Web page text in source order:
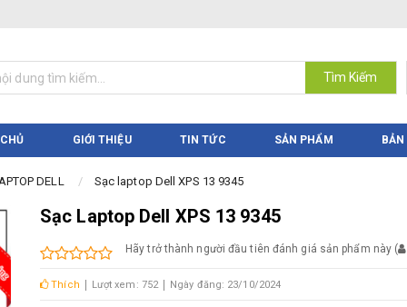
Tìm Kiếm
GIỚI THIỆU TIN TỨC SẢN PHẨM
DELL Sạc laptop Dell XPS 13 9345
Sạc Laptop Dell XPS 13 9345
Hãy trở thành người đầu tiên đánh giá sản phẩm này (
Thích Lượt xem: 752 Ngày đăng: 23/10/2024